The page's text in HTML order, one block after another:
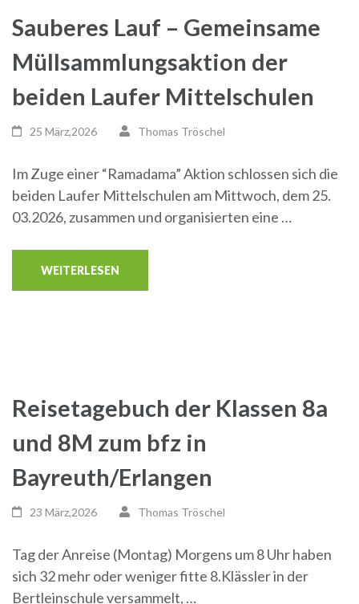
Sauberes Lauf – Gemeinsame
Müllsammlungsaktion der
beiden Laufer Mittelschulen
25 März,2026 Thomas Tröschel
Im Zuge einer “Ramadama” Aktion schlossen sich die
beiden Laufer Mittelschulen am Mittwoch, dem 25.
03.2026, zusammen und organisierten eine …
WEITERLESEN
Reisetagebuch der Klassen 8a
und 8M zum bfz in
Bayreuth/Erlangen
23 März,2026 Thomas Tröschel
Tag der Anreise (Montag) Morgens um 8 Uhr haben
sich 32 mehr oder weniger fitte 8.Klässler in der
Bertleinschule versammelt, …